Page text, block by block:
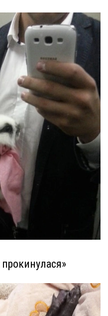
прокинулася»